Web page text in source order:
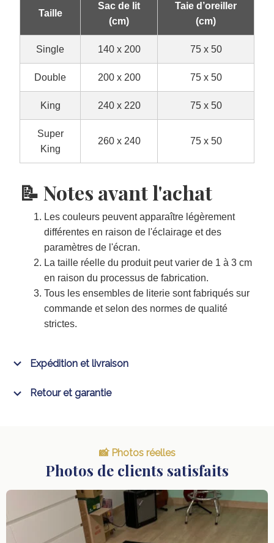
Taille
Sac de lit
(cm)
Taie d’oreiller
(cm)
Single 140 x 200 75 x 50
Double 200 x 200 75 x 50
King 240 x 220 75 x 50
Super
King
260 x 240 75 x 50
📝 Notes avant l'achat
Les couleurs peuvent apparaître légèrement
différentes en raison de l'éclairage et des
paramètres de l'écran.
La taille réelle du produit peut varier de 1 à 3 cm
en raison du processus de fabrication.
Tous les ensembles de literie sont fabriqués sur
commande et selon des normes de qualité
strictes.
Expédition et livraison
Retour et garantie
📸 Photos réelles
Photos de clients satisfaits